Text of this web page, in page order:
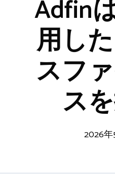
Adfin
用し
スフ
ス
2026年